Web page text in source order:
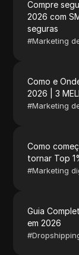
Compre
2026 com
seguras
#Marketing
Como e
2026 | 3
#Marketing
Como
tornar Top
#Marketing
Guia
em 2026
#